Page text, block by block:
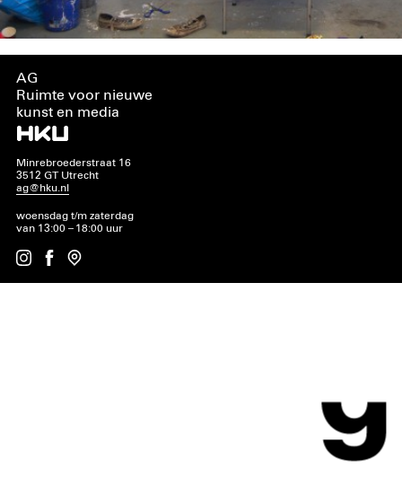
AG
Ruimte voor nieuwe
kunst en media
Minrebroederstraat 16
3512 GT Utrecht
ag@hku.nl
woensdag t/m zaterdag
van 13:00 – 18:00 uur